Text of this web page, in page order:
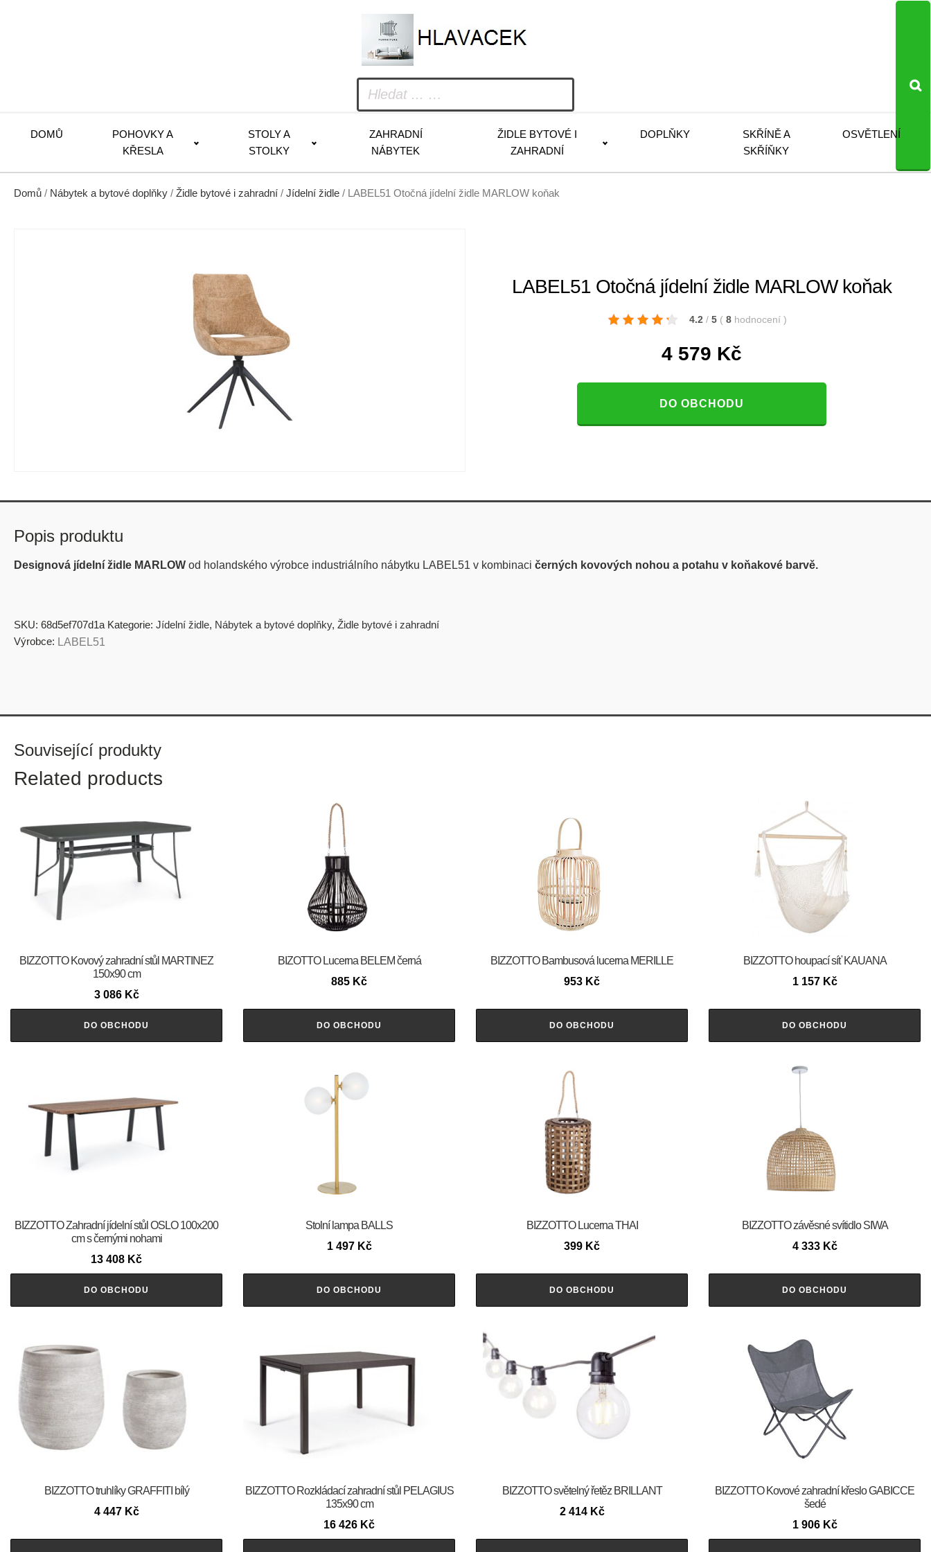
DOMŮ
POHOVKY A
KŘESLA
STOLY A
STOLKY
ZAHRADNÍ
NÁBYTEK
ŽIDLE BYTOVÉ I
ZAHRADNÍ
DOPLŇKY
SKŘÍNĚ A
SKŘÍŇKY
OSVĚTLENÍ
Domů / Nábytek a bytové doplňky / Židle bytové i zahradní / Jídelní židle / LABEL51 Otočná jídelní židle MARLOW koňak
LABEL51 Otočná jídelní židle MARLOW koňak
4.2 / 5 ( 8 hodnocení )
4 579 Kč
DO OBCHODU
Popis produktu
Designová jídelní židle MARLOW od holandského výrobce industriálního nábytku LABEL51 v kombinaci černých kovových nohou a potahu v koňakové barvě.
SKU: 68d5ef707d1a Kategorie: Jídelní židle, Nábytek a bytové doplňky, Židle bytové i zahradní
Výrobce: LABEL51
Související produkty
Related products
BIZZOTTO Kovový zahradní stůl MARTINEZ
150x90 cm
3 086 Kč
DO OBCHODU
BIZOTTO Lucerna BELEM černá
885 Kč
DO OBCHODU
BIZZOTTO Bambusová lucerna MERILLE
953 Kč
DO OBCHODU
BIZZOTTO houpací síť KAUANA
1 157 Kč
DO OBCHODU
BIZZOTTO Zahradní jídelní stůl OSLO 100x200
cm s černými nohami
13 408 Kč
DO OBCHODU
Stolní lampa BALLS
1 497 Kč
DO OBCHODU
BIZZOTTO Lucerna THAI
399 Kč
DO OBCHODU
BIZZOTTO závěsné svítidlo SIWA
4 333 Kč
DO OBCHODU
BIZZOTTO truhlíky GRAFFITI bílý
4 447 Kč
BIZZOTTO Rozkládací zahradní stůl PELAGIUS
135x90 cm
16 426 Kč
BIZZOTTO světelný řetěz BRILLANT
2 414 Kč
BIZZOTTO Kovové zahradní křeslo GABICCE
šedé
1 906 Kč